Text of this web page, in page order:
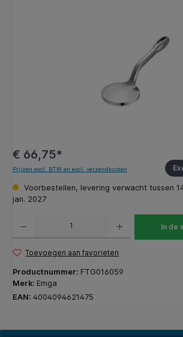
€ 66,75*
Prijzen excl. BTW en excl. verzendkosten
Voorbestellen, levering verwacht tussen
jan. 2027
In de
Toevoegen aan favorieten
Productnummer: FTG016059
Merk: Emga
EAN: 4004094621475